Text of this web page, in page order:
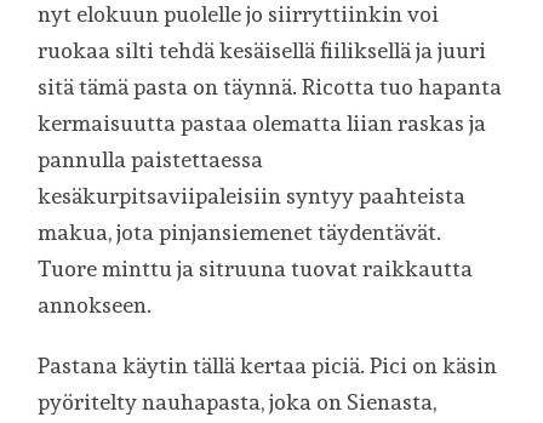
nyt elokuun puolelle jo siirryttiinkin voi
ruokaa silti tehdä kesäisellä fiiliksellä ja juuri
sitä tämä pasta on täynnä. Ricotta tuo hapanta
kermaisuutta pastaa olematta liian raskas ja
pannulla paistettaessa
kesäkurpitsaviipaleisiin syntyy paahteista
makua, jota pinjansiemenet täydentävät.
Tuore minttu ja sitruuna tuovat raikkautta
annokseen.
Pastana käytin tällä kertaa piciä. Pici on käsin
pyöritelty nauhapasta, joka on Sienasta,